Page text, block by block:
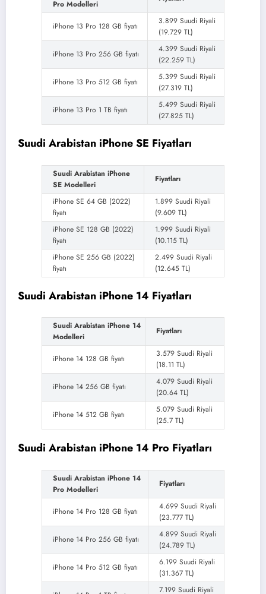
Pro Modelleri
iPhone 13 Pro 128 GB fiyatı
3.899 Suudi Riyali
(19.729 TL)
iPhone 13 Pro 256 GB fiyatı
4.399 Suudi Riyali
(22.259 TL)
iPhone 13 Pro 512 GB fiyatı
5.399 Suudi Riyali
(27.319 TL)
iPhone 13 Pro 1 TB fiyatı
5.499 Suudi Riyali
(27.825 TL)
Suudi Arabistan iPhone SE Fiyatları
Suudi Arabistan iPhone
SE Modelleri
Fiyatları
iPhone SE 64 GB (2022)
fiyatı
1.899 Suudi Riyali
(9.609 TL)
iPhone SE 128 GB (2022)
fiyatı
1.999 Suudi Riyali
(10.115 TL)
iPhone SE 256 GB (2022)
fiyatı
2.499 Suudi Riyali
(12.645 TL)
Suudi Arabistan iPhone 14 Fiyatları
Suudi Arabistan iPhone 14
Modelleri
Fiyatları
iPhone 14 128 GB fiyatı
3.579 Suudi Riyali
(18.11 TL)
iPhone 14 256 GB fiyatı
4.079 Suudi Riyali
(20.64 TL)
iPhone 14 512 GB fiyatı
5.079 Suudi Riyali
(25.7 TL)
Suudi Arabistan iPhone 14 Pro Fiyatları
Suudi Arabistan iPhone 14
Pro Modelleri
Fiyatları
iPhone 14 Pro 128 GB fiyatı
4.699 Suudi Riyali
(23.777 TL)
iPhone 14 Pro 256 GB fiyatı
4.899 Suudi Riyali
(24.789 TL)
iPhone 14 Pro 512 GB fiyatı
6.199 Suudi Riyali
(31.367 TL)
7.199 Suudi Riyali